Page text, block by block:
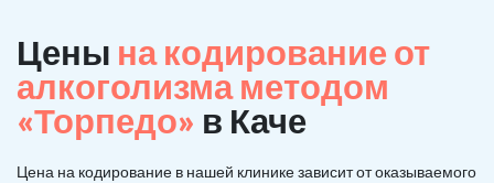
Цены на кодирование от
алкоголизма методом
«Торпедо» в Каче
Цена на кодирование в нашей клинике зависит от оказываемого